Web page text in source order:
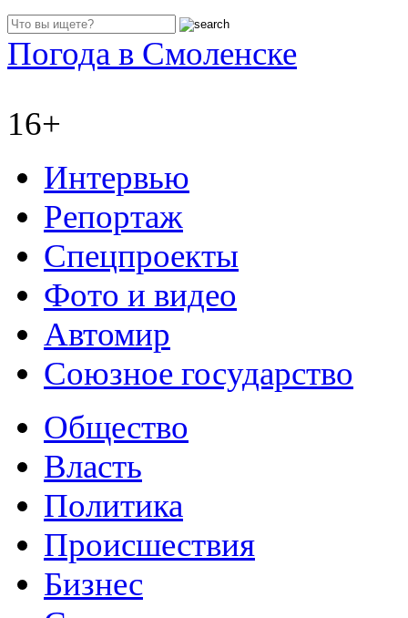
Погода в Смоленске
16+
Интервью
Репортаж
Спецпроекты
Фото и видео
Автомир
Союзное государство
Общество
Власть
Политика
Происшествия
Бизнес